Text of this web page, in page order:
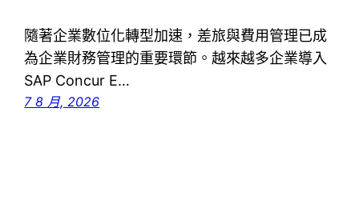
隨著企業數位化轉型加速，差旅與費用管理已成
為企業財務管理的重要環節。越來越多企業導入
SAP Concur E…
7 8 月, 2026